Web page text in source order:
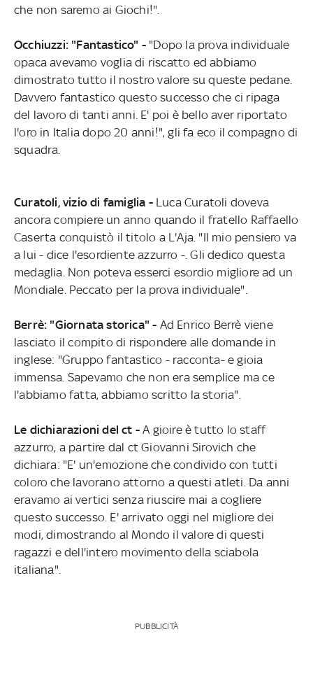
che non saremo ai Giochi!".
Occhiuzzi: "Fantastico" -"Dopo la prova individuale
opaca avevamo voglia di riscatto ed abbiamo
dimostrato tutto il nostro valore su queste pedane.
Davvero fantastico questo successo che ci ripaga
del lavoro di tanti anni. E' poi è bello aver riportato
l'oro in Italia dopo 20 anni!", gli fa eco il compagno di
squadra.
Curatoli, vizio di famiglia -Luca Curatoli doveva
ancora compiere un anno quando il fratello Raffaello
Caserta conquistò il titolo a L'Aja. "Il mio pensiero va
a lui - dice l'esordiente azzurro -. Gli dedico questa
medaglia. Non poteva esserci esordio migliore ad un
Mondiale. Peccato per la prova individuale".
Berrè: "Giornata storica" - Ad Enrico Berrè viene
lasciato il compito di rispondere alle domande in
inglese: "Gruppo fantastico - racconta- e gioia
immensa. Sapevamo che non era semplice ma ce
l'abbiamo fatta, abbiamo scritto la storia".
Le dichiarazioni del ct -A gioire è tutto lo staff
azzurro, a partire dal ct Giovanni Sirovich che
dichiara: "E' un'emozione che condivido con tutti
coloro che lavorano attorno a questi atleti. Da anni
eravamo ai vertici senza riuscire mai a cogliere
questo successo. E' arrivato oggi nel migliore dei
modi, dimostrando al Mondo il valore di questi
ragazzi e dell'intero movimento della sciabola
italiana".
PUBBLICITÀ